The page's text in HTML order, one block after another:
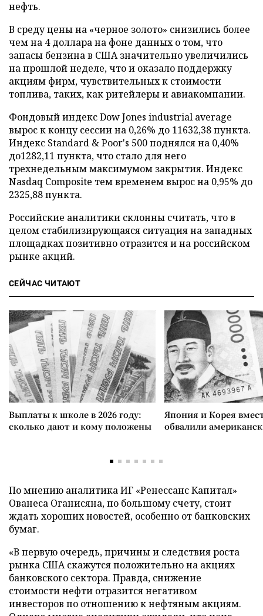
нефть.
В среду цены на «черное золото» снизились более
чем на 4 доллара на фоне данных о том, что
запасы бензина в США значительно увеличились
на прошлой неделе, что и оказало поддержку
акциям фирм, чувствительных к стоимости
топлива, таких, как ритейлеры и авиакомпании.
Фондовый индекс Dow Jones industrial average
вырос к концу сессии на 0,26% до 11632,38 пункта.
Индекс Standard & Poor's 500 поднялся на 0,40%
до1282,11 пункта, что стало для него
трехнедельным максимумом закрытия. Индекс
Nasdaq Composite тем временем вырос на 0,95% до
2325,88 пункта.
Российские аналитики склонны считать, что в
целом стабилизирующаяся ситуация на западных
площадках позитивно отразится и на российском
рынке акций.
СЕЙЧАС ЧИТАЮТ
Выплаты к школе в 2026 году:
сколько дают и кому положены
Япония и Корея
обвалили
По мнению аналитика ИГ «Ренессанс Капитал»
Ованеса Оганисяна, по большому счету, стоит
ждать хороших новостей, особенно от банковских
бумаг.
«В первую очередь, причины и следствия роста
рынка США скажутся положительно на акциях
банковского сектора. Правда, снижение
стоимости нефти отразится негативом
инвесторов по отношению к нефтяным акциям.